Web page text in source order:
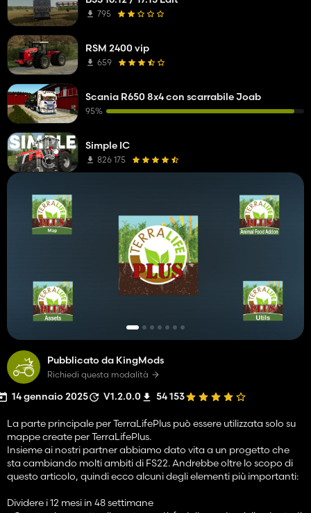
Pubblicato da KingMods
Richiedi questa modalità
14 gennaio 2025 V1.2.0.0 54 153
La parte principale per TerraLifePlus può essere utilizzata solo su
mappe create per TerraLifePlus.
Insieme ai nostri partner abbiamo dato vita a un progetto che
sta cambiando molti ambiti di FS22. Andrebbe oltre lo scopo di
questo articolo, quindi ecco alcuni degli elementi più importanti:
Dividere i 12 mesi in 48 settimane
795
RSM 2400 vip
659
Scania R650 8x4 con scarrabile Joab
95%
Simple IC
826 175